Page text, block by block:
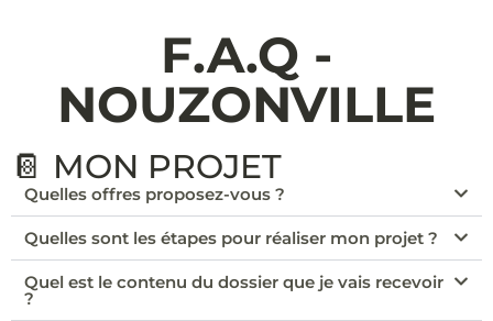
F.A.Q -
NOUZONVILLE
📔 MON PROJET
Quelles offres proposez-vous ?
Quelles sont les étapes pour réaliser mon projet ?
Quel est le contenu du dossier que je vais recevoir
?